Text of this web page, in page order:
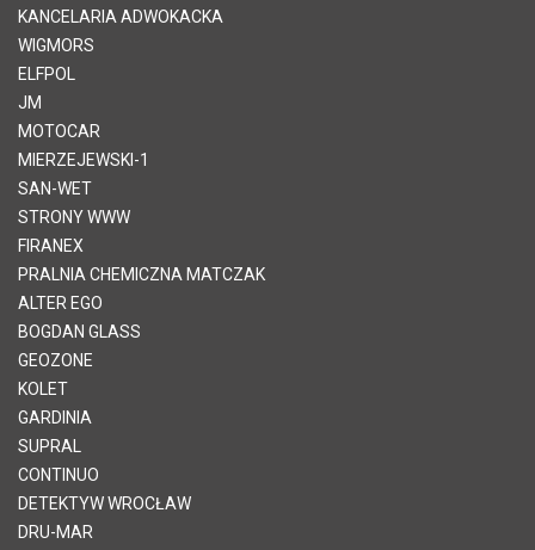
KANCELARIA ADWOKACKA
WIGMORS
ELFPOL
JM
MOTOCAR
MIERZEJEWSKI-1
SAN-WET
STRONY WWW
FIRANEX
PRALNIA CHEMICZNA MATCZAK
ALTER EGO
BOGDAN GLASS
GEOZONE
KOLET
GARDINIA
SUPRAL
CONTINUO
DETEKTYW WROCŁAW
DRU-MAR